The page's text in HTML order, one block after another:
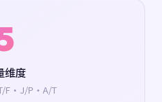
维度
F·J/P·A/T